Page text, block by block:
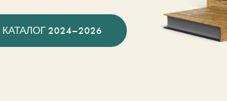
КАТАЛОГ 2024–2026